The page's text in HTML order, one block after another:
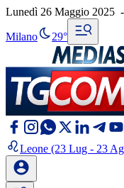
Lunedì 26 Maggio 2025 -
Milano 29°
Leone (23 Lug - 23